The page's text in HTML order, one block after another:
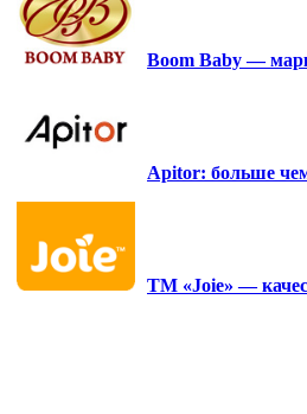
Boom Baby —
Apitor: больше
ТМ «Joie» —